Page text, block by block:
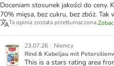
Doceniam stosunek jakości do ceny.
70% mięsa, bez cukru, bez zbóż. Tak
Ta opinia została przetłumaczona.
23.07.26 | Niemcy
Rind & Kabeljau mit
This is a stars rating area